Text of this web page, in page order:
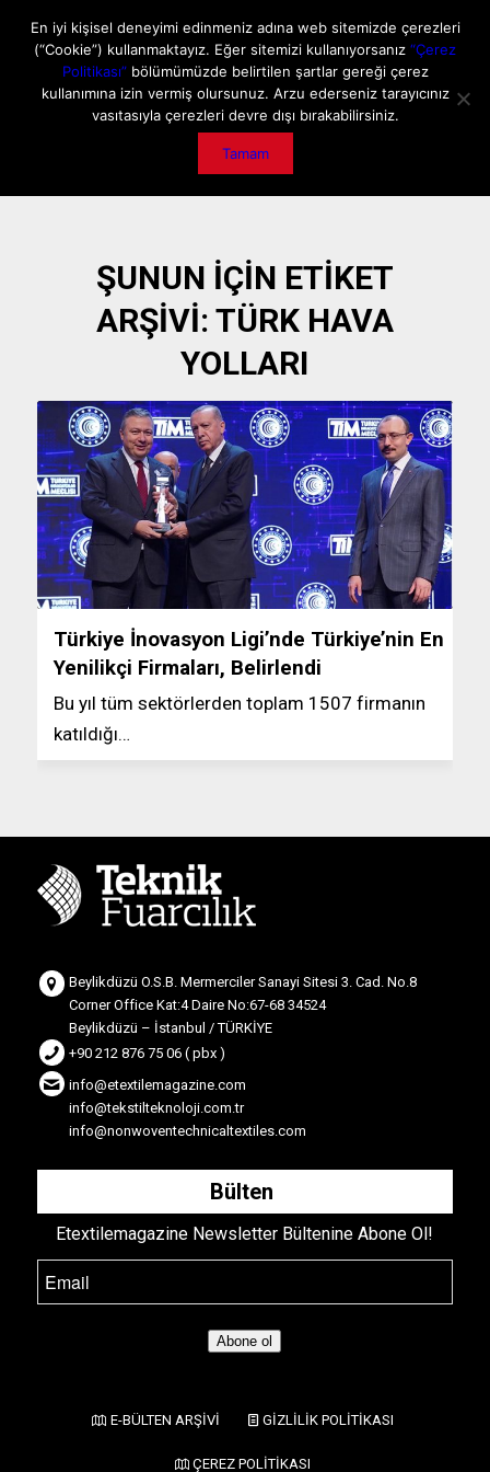
GİZLİLİK POLİTİKASI İLETİŞİM ÖNEMLİ DUYURU
ŞUNUN IÇIN ETIKET
ARŞIVI: TÜRK HAVA
YOLLARI
Türkiye İnovasyon Ligi’nde Türkiye’nin En
Yenilikçi Firmaları, Belirlendi
Bu yıl tüm sektörlerden toplam 1507 firmanın
katıldığı…
Beylikdüzü O.S.B. Mermerciler Sanayi Sitesi 3. Cad. No.8
Corner Office Kat:4 Daire No:67-68 34524
Beylikdüzü – İstanbul / TÜRKİYE
+90 212 876 75 06 ( pbx )
info@etextilemagazine.com
info@tekstilteknoloji.com.tr
info@nonwoventechnicaltextiles.com
Bülten
Etextilemagazine Newsletter Bültenine Abone Ol!
Abone ol
E-BÜLTEN ARŞİVİ GİZLİLİK POLİTİKASI
ÇEREZ POLİTİKASI
En iyi kişisel deneyimi edinmeniz adına web sitemizde çerezleri
(“Cookie”) kullanmaktayız. Eğer sitemizi kullanıyorsanız “Çerez
Politikası”bölümümüzde belirtilen şartlar gereği çerez
kullanımına izin vermiş olursunuz. Arzu ederseniz tarayıcınız
vasıtasıyla çerezleri devre dışı bırakabilirsiniz.
Tamam